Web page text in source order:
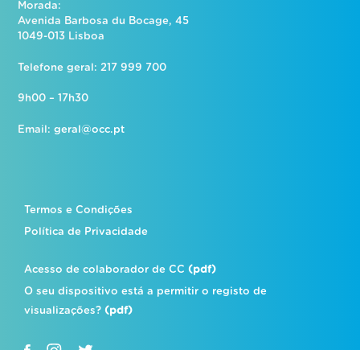
Morada:
Avenida Barbosa du Bocage, 45
1049-013 Lisboa
Telefone geral: 217 999 700
9h00 – 17h30
Email:geral@occ.pt
Termos e Condições
Política de Privacidade
Acesso de colaborador de CC(pdf)
O seu dispositivo está a permitir o registo de
visualizações?(pdf)